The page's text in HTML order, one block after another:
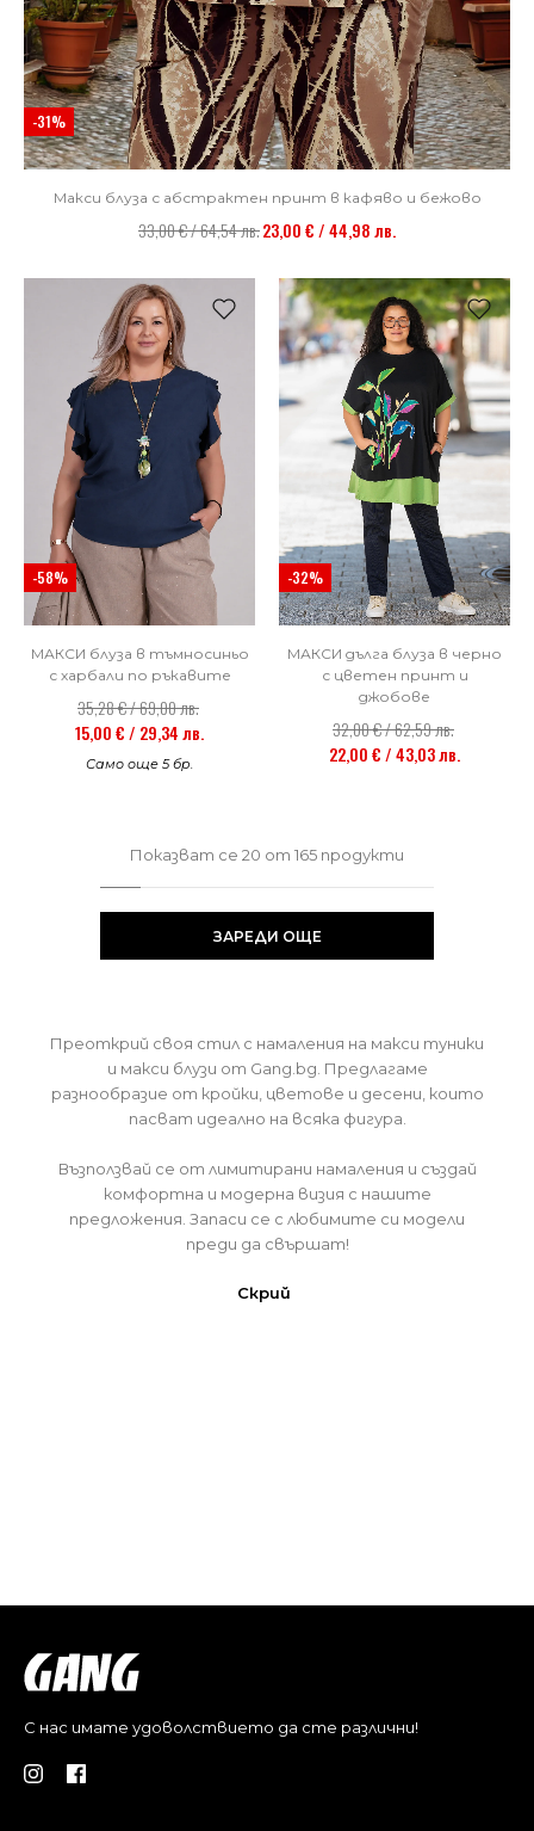
-31%
Макси блуза с абстрактен принт в кафяво и бежово
33,00 € / 64,54 лв.23,00 € / 44,98 лв.
-58%
МАКСИ блуза в тъмносиньо
с харбали по ръкавите
35,28 € / 69,00 лв.
15,00 € / 29,34 лв.
Само още 5 бр.
-32%
МАКСИ дълга блуза в черно
с цветен принт и
джобове
32,00 € / 62,59 лв.
22,00 € / 43,03 лв.
Показват се 20 от 165 продукти
ЗАРЕДИ ОЩЕ
Преоткрий своя стил с намаления на макси туники
и макси блузи от Gang.bg. Предлагаме
разнообразие от кройки, цветове и десени, които
пасват идеално на всяка фигура.
Възползвай се от лимитирани намаления и създай
комфортна и модерна визия с нашите
предложения. Запаси се с любимите си модели
преди да свършат!
Скрий
С нас имате удоволствието да сте различни!